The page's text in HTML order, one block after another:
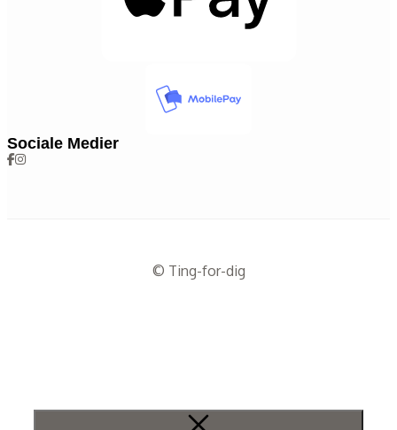
Sociale Medier
© Ting-for-dig